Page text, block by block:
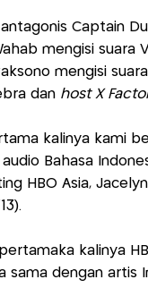
Captain
mengisi suara
mengisi
dan host X
kalinya kami
audio Bahasa
HBO Asia,
kalinya
sama dengan artis